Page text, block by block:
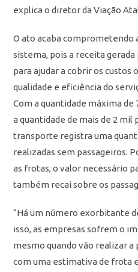
explica o diretor da Viação
O ato acaba comprometendo
sistema, pois a receita gerada
para ajudar a cobrir os
qualidade e eficiência do
Com a quantidade máxima de
a quantidade de mais de 2 mil
transporte registra uma
realizadas sem passageiros.
as frotas, o valor necessário
também recai sobre os
“Há um número exorbitante
isso, as empresas sofrem o
mesmo quando vão realizar
com uma estimativa de frota